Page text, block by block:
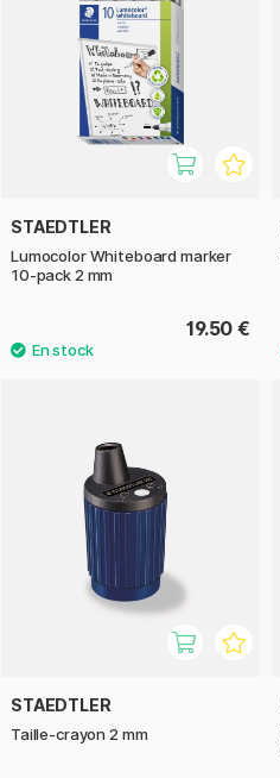
STAEDTLER
Lumocolor Whiteboard marker
10-pack 2 mm
19.50 €
STAEDTLER
Taille-crayon 2 mm